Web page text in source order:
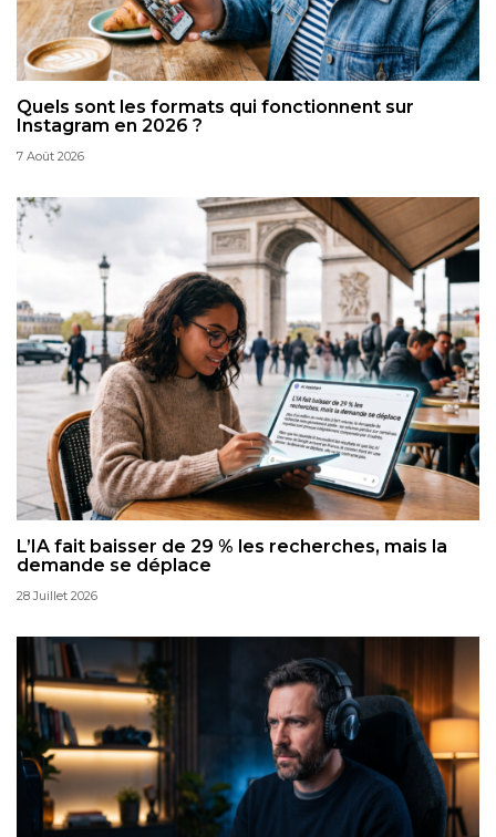
Quels sont les formats qui fonctionnent sur
Instagram en 2026 ?
7 Août 2026
L’IA fait baisser de 29 % les recherches, mais la
demande se déplace
28 Juillet 2026